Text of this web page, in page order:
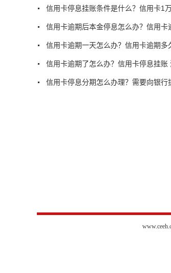
信用卡停息挂账条件是什么？信用卡1
信用卡逾期后本金停息怎么办？信用卡
信用卡逾期一天怎么办？信用卡逾期多
信用卡逾期了怎么办？信用卡停息挂账
信用卡停息分期怎么办理？需要向银行